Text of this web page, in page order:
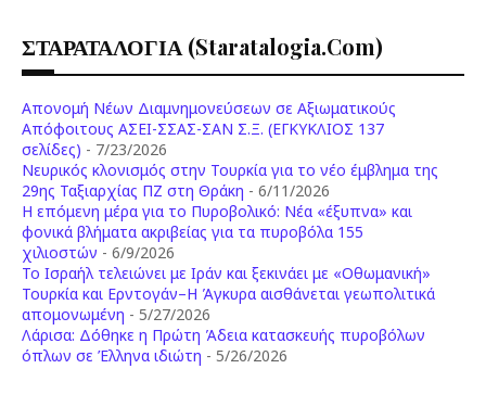
ΣΤΑΡΑΤΑΛΟΓΙΑ (staratalogia.com)
Απονομή Νέων Διαμνημονεύσεων σε Αξιωματικούς
Απόφοιτους ΑΣΕΙ-ΣΣΑΣ-ΣΑΝ Σ.Ξ. (ΕΓΚΥΚΛΙΟΣ 137
σελίδες) - 7/23/2026
Νευρικός κλονισμός στην Τουρκία για το νέο έμβλημα της
29ης Ταξιαρχίας ΠΖ στη Θράκη - 6/11/2026
Η επόμενη μέρα για το Πυροβολικό: Νέα «έξυπνα» και
φονικά βλήματα ακριβείας για τα πυροβόλα 155
χιλιοστών - 6/9/2026
Το Ισραήλ τελειώνει με Ιράν και ξεκινάει με «Οθωμανική»
Τουρκία και Ερντογάν–Η Άγκυρα αισθάνεται γεωπολιτικά
απομονωμένη - 5/27/2026
Λάρισα: Δόθηκε η Πρώτη Άδεια κατασκευής πυροβόλων
όπλων σε Έλληνα ιδιώτη - 5/26/2026